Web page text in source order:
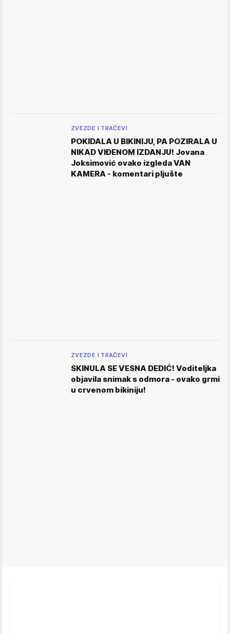
ZVEZDE I TRAČEVI
POKIDALA U BIKINIJU, PA POZIRALA U
NIKAD VIĐENOM IZDANJU! Jovana
Joksimović ovako izgleda VAN
KAMERA - komentari pljušte
ZVEZDE I TRAČEVI
SKINULA SE VESNA DEDIĆ! Voditeljka
objavila snimak s odmora - ovako grmi
u crvenom bikiniju!